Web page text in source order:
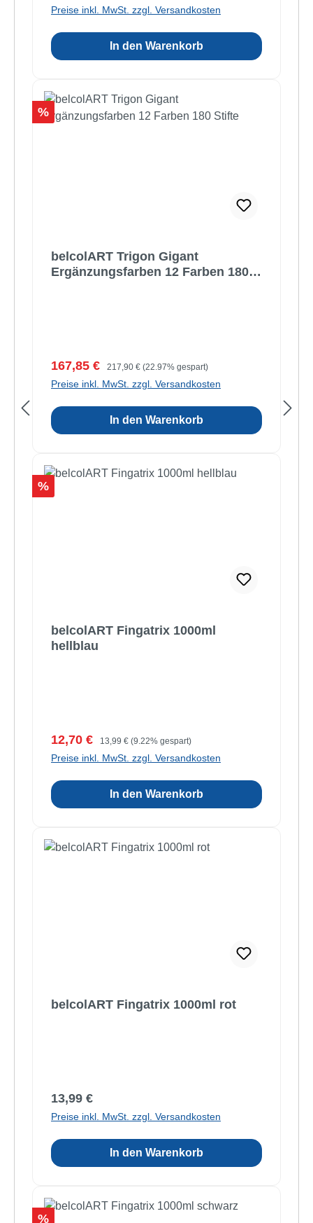
Preise inkl. MwSt. zzgl. Versandkosten
In den Warenkorb
Rabatt
%
belcolART Trigon Gigant
Ergänzungsfarben 12 Farben 180
Verkaufspreis:
167,85 € Regulärer Preis:
217,90 € (22.97% gespart)
Preise inkl. MwSt. zzgl. Versandkosten
In den Warenkorb
Rabatt
%
belcolART Fingatrix 1000ml
hellblau
Verkaufspreis:
12,70 € Regulärer Preis:
13,99 € (9.22% gespart)
Preise inkl. MwSt. zzgl. Versandkosten
In den Warenkorb
belcolART Fingatrix 1000ml rot
Regulärer Preis:
13,99 €
Preise inkl. MwSt. zzgl. Versandkosten
In den Warenkorb
Rabatt
%